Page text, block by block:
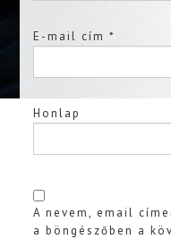
E-mail cím*
Honlap
A nevem, email
a böngészőben a